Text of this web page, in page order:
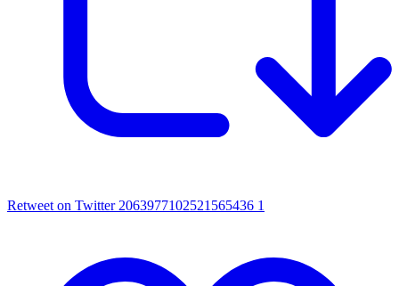
Retweet on Twitter 2063977102521565436 1